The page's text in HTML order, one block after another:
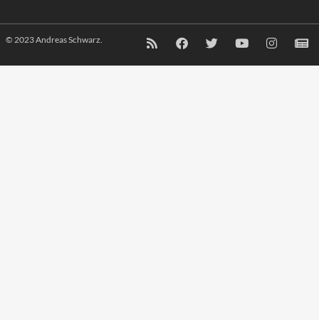
© 2023 Andreas Schwarz.